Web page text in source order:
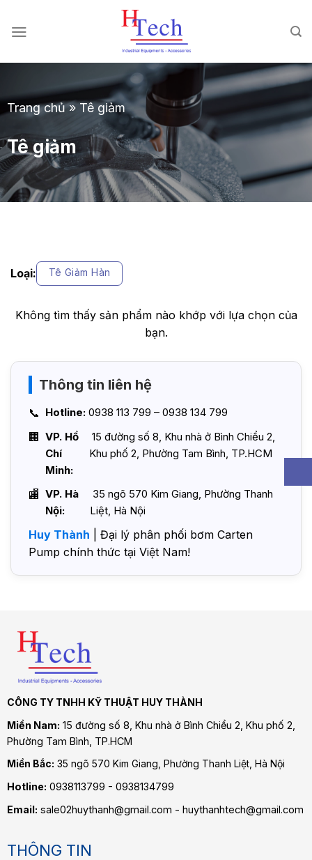
đến
dung
Trang chủ»Tê giảm
Tê giảm
Loại: Tê Giảm Hàn
Không tìm thấy sản phẩm nào khớp với lựa chọn của
bạn.
Thông tin liên hệ
Hotline: 0938 113 799 – 0938 134 799
VP. Hồ
Chí
Minh:
15 đường số 8, Khu nhà ở Bình Chiểu 2,
Khu phố 2, Phường Tam Bình, TP.HCM
VP. Hà
Nội:
35 ngõ 570 Kim Giang, Phường Thanh
Liệt, Hà Nội
Huy Thành | Đại lý phân phối bơm Carten
Pump chính thức tại Việt Nam!
CÔNG TY TNHH KỸ THUẬT HUY THÀNH
Miền Nam: 15 đường số 8, Khu nhà ở Bình Chiểu 2, Khu phố 2,
Phường Tam Bình , TP.HCM
Miền Bắc: 35 ngõ 570 Kim Giang, Phường Thanh Liệt, Hà Nội
Hotline: 0938113799 - 0938134799
Email: sale02huythanh@gmail.com - huythanhtech@gmail.com
THÔNG TIN